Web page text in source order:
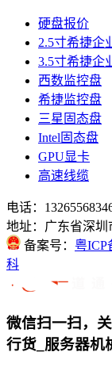
硬盘报价
2.5寸希捷企
3.5寸希捷企
西数监控盘
希捷监控盘
三星固态盘
Intel固态盘
GPU显卡
高速线缆
电话：
地址：广东省深圳
备案号： 粤ICP
科
微信扫一扫，
行货_服务器机